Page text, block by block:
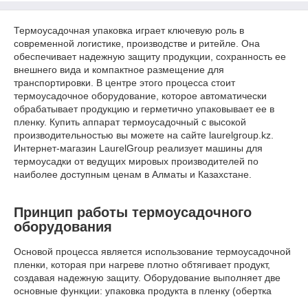
Термоусадочная упаковка играет ключевую роль в
современной логистике, производстве и ритейле. Она
обеспечивает надежную защиту продукции, сохранность ее
внешнего вида и компактное размещение для
транспортировки. В центре этого процесса стоит
термоусадочное оборудование, которое автоматически
обрабатывает продукцию и герметично упаковывает ее в
пленку. Купить аппарат термоусадочный с высокой
производительностью вы можете на сайте laurelgroup.kz.
Интернет-магазин LaurelGroup реализует машины для
термоусадки от ведущих мировых производителей по
наиболее доступным ценам в Алматы и Казахстане.
Принцип работы термоусадочного
оборудования
Основой процесса является использование термоусадочной
пленки, которая при нагреве плотно обтягивает продукт,
создавая надежную защиту. Оборудование выполняет две
основные функции: упаковка продукта в пленку (обертка